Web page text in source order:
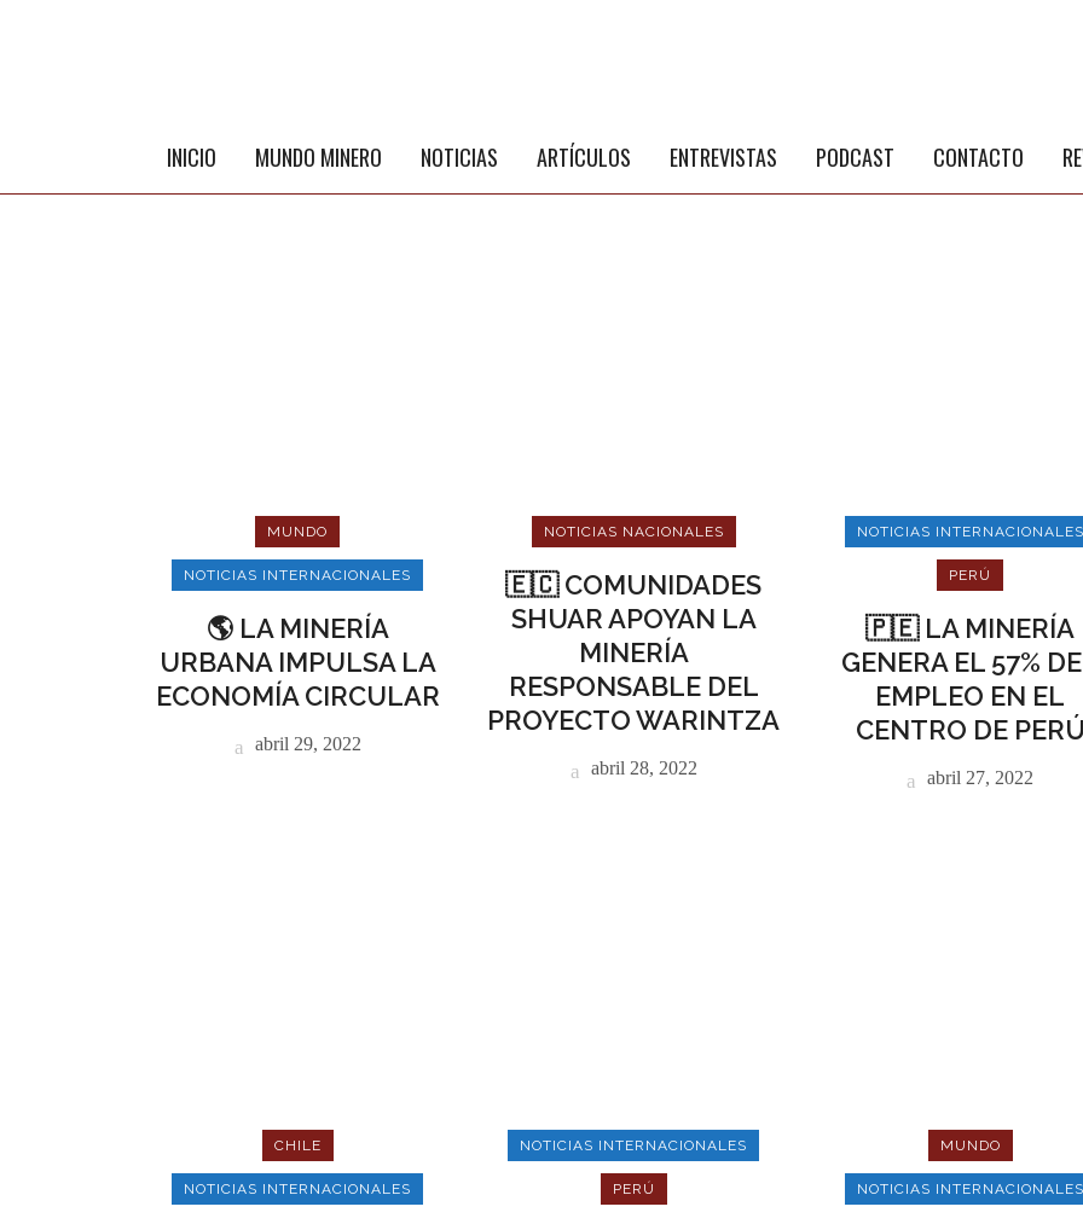
INICIO MUNDO MINERO NOTICIAS ARTÍCULOS ENTREVISTAS PODCAST CONTACTO
MUNDO
NOTICIAS INTERNACIONALES
🌎 LA MINERÍA
URBANA IMPULSA LA
ECONOMÍA CIRCULAR
abril 29, 2022
NOTICIAS NACIONALES
🇪🇨 COMUNIDADES
SHUAR APOYAN LA
MINERÍA
RESPONSABLE DEL
PROYECTO WARINTZA
abril 28, 2022
NOTICIAS INTERNACIONALES
PERÚ
🇵🇪 LA MINERÍA
GENERA EL 57%
EMPLEO EN EL
CENTRO DE PERÚ
abril 27, 2022
CHILE
NOTICIAS INTERNACIONALES
NOTICIAS INTERNACIONALES
PERÚ
MUNDO
NOTICIAS INTERNACIONALES